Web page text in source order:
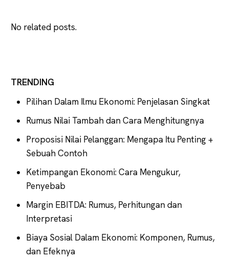
No related posts.
TRENDING
Pilihan Dalam Ilmu Ekonomi: Penjelasan Singkat
Rumus Nilai Tambah dan Cara Menghitungnya
Proposisi Nilai Pelanggan: Mengapa Itu Penting +
Sebuah Contoh
Ketimpangan Ekonomi: Cara Mengukur,
Penyebab
Margin EBITDA: Rumus, Perhitungan dan
Interpretasi
Biaya Sosial Dalam Ekonomi: Komponen, Rumus,
dan Efeknya